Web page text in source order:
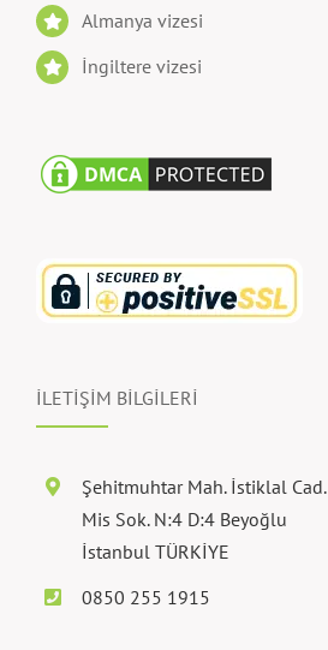
Almanya vizesi
İngiltere vizesi
İLETİŞİM BİLGİLERİ
Şehitmuhtar Mah. İstiklal Cad.
Mis Sok. N:4 D:4 Beyoğlu
İstanbul TÜRKİYE
0850 255 1915